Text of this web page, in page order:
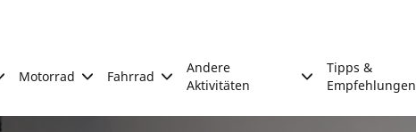
Motorrad Fahrrad
Andere
Aktivitäten
Tipps &
Empfehlungen